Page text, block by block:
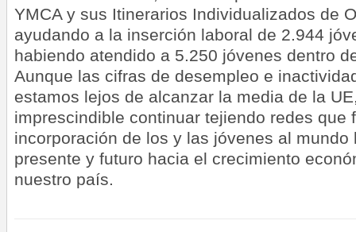
YMCA y sus Itinerarios Individualizados de
ayudando a la inserción laboral de 2.944
habiendo atendido a 5.250 jóvenes dentro
Aunque las cifras de desempleo e
estamos lejos de alcanzar la media de la
imprescindible continuar tejiendo redes que
incorporación de los y las jóvenes al mundo
presente y futuro hacia el crecimiento
nuestro país.